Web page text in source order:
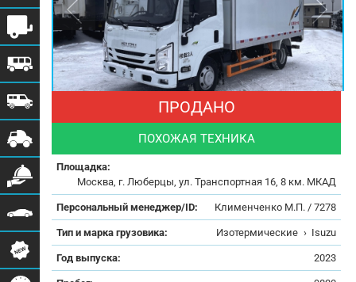
ПРОДАНО
ПОХОЖАЯ ТЕХНИКА
Площадка:
Москва, г. Люберцы, ул. Транспортная 16, 8 км. МКАД
Персональный менеджер/ID: Клименченко М.П. / 7278
Тип и марка грузовика: Изотермические › Isuzu
Год выпуска: 2023